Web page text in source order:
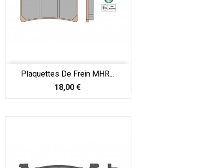
Plaquettes De Frein MHR...
Prix
18,00 €